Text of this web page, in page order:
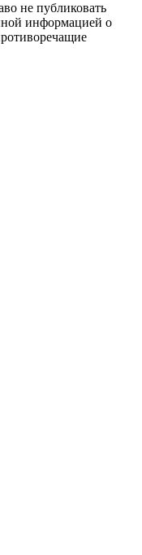
не публиковать
информацией о